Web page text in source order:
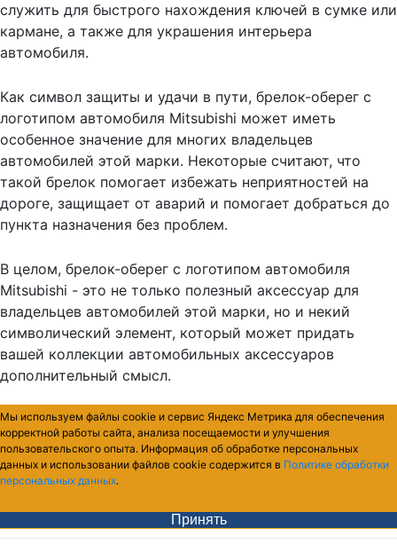
служить для быстрого нахождения ключей в сумке или
кармане, а также для украшения интерьера
автомобиля.
Как символ защиты и удачи в пути, брелок-оберег с
логотипом автомобиля Mitsubishi может иметь
особенное значение для многих владельцев
автомобилей этой марки. Некоторые считают, что
такой брелок помогает избежать неприятностей на
дороге, защищает от аварий и помогает добраться до
пункта назначения без проблем.
В целом, брелок-оберег с логотипом автомобиля
Mitsubishi - это не только полезный аксессуар для
владельцев автомобилей этой марки, но и некий
символический элемент, который может придать
вашей коллекции автомобильных аксессуаров
дополнительный смысл.
Мы используем файлы cookie и сервис Яндекс Метрика для обеспечения
корректной работы сайта, анализа посещаемости и улучшения
пользовательского опыта. Информация об обработке персональных
данных и использовании файлов cookie содержится в Политике обработки
персональных данных.
Принять